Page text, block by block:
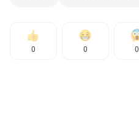
0 0 0